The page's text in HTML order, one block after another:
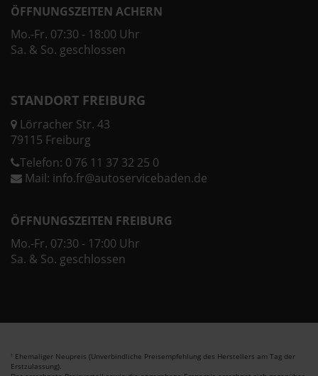
ÖFFNUNGSZEITEN ACHERN
Mo.-Fr. 07:30 - 18:00 Uhr
Sa. & So. geschlossen
STANDORT FREIBURG
Lörracher Str. 43
79115 Freiburg
Telefon: 0 76 11 37 32 25 0
Mail: info.fr@autoservicebaden.de
ÖFFNUNGSZEITEN FREIBURG
Mo.-Fr. 07:30 - 17:00 Uhr
Sa. & So. geschlossen
1 Ehemaliger Neupreis (Unverbindliche Preisempfehlung des Herstellers am Tag der
Erstzulassung).